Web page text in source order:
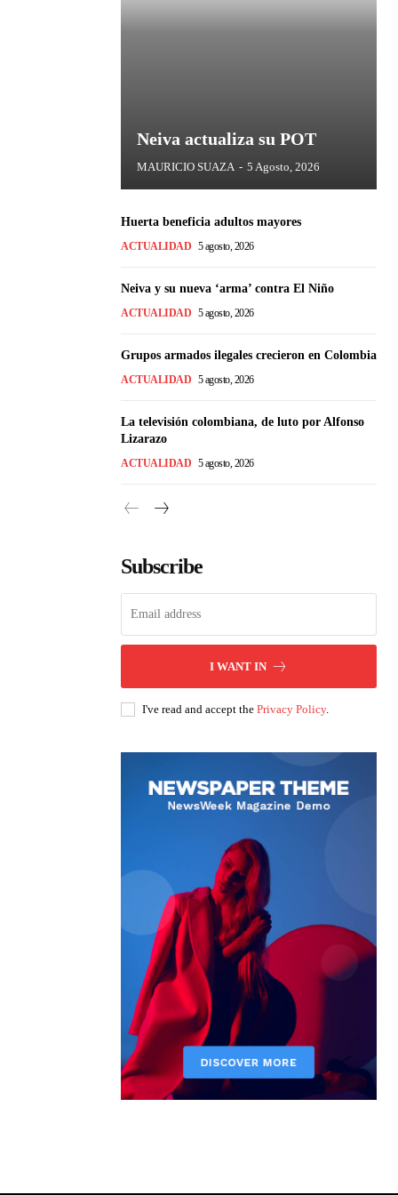
Neiva actualiza su POT
MAURICIO SUAZA - 5 Agosto, 2026
Huerta beneficia adultos mayores
ACTUALIDAD 5 agosto, 2026
Neiva y su nueva ‘arma’ contra El Niño
ACTUALIDAD 5 agosto, 2026
Grupos armados ilegales crecieron en Colombia
ACTUALIDAD 5 agosto, 2026
La televisión colombiana, de luto por Alfonso
Lizarazo
ACTUALIDAD 5 agosto, 2026
Subscribe
I WANT IN
I've read and accept the Privacy Policy.